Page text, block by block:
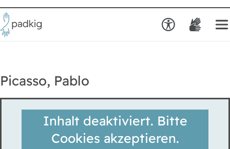
Picasso, Pablo
Inhalt deaktiviert. Bitte
Cookies akzeptieren.